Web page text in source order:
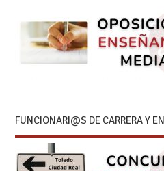
FUNCIONARI@S DE CARRERA Y